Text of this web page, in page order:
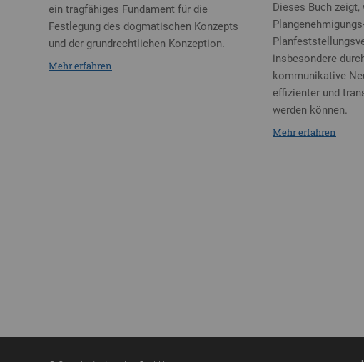
ein tragfähiges Fundament für die
Festlegung des dogmatischen Konzepts
und der grundrechtlichen Konzeption.
Mehr erfahren
Dieses Buch zeigt,
insbesondere
kommunikative
effizienter und
werden können.
Mehr erfahren